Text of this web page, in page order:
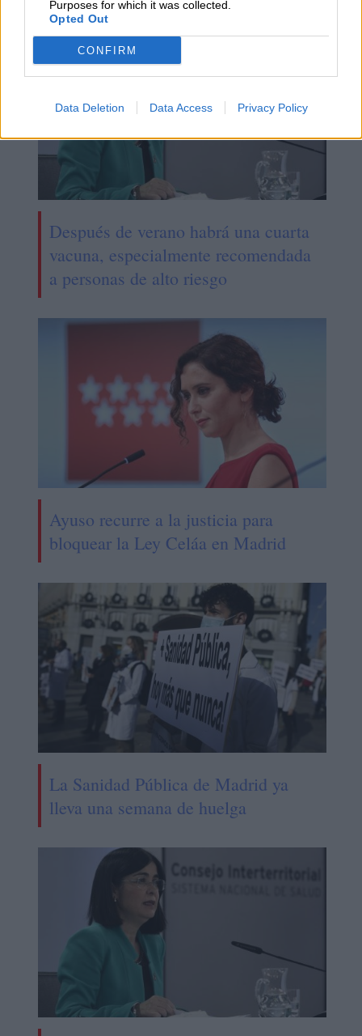
Purposes for which it was collected.
Opted Out
CONFIRM
Data Deletion Data Access Privacy Policy
Después de verano habrá una cuarta
vacuna, especialmente recomendada
a personas de alto riesgo
Ayuso recurre a la justicia para
bloquear la Ley Celáa en Madrid
La Sanidad Pública de Madrid ya
lleva una semana de huelga